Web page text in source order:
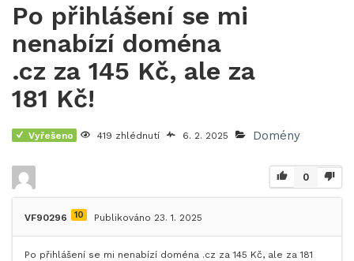
Po přihlášení se mi
nenabízí doména
.cz za 145 Kč, ale za
181 Kč!
Vyřešeno 419 zhlédnutí 6. 2. 2025 Domény
0
VF90296 10 Publikováno 23. 1. 2025
Po přihlášení se mi nenabízí doména .cz za 145 Kč, ale za 181